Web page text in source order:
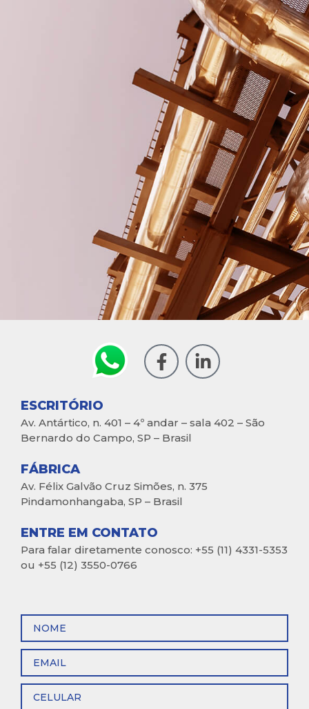
ESCRITÓRIO
Av. Antártico, n. 401 – 4º andar – sala 402 – São
Bernardo do Campo, SP – Brasil
FÁBRICA
Av. Félix Galvão Cruz Simões, n. 375
Pindamonhangaba, SP – Brasil
ENTRE EM CONTATO
Para falar diretamente conosco: +55 (11) 4331-5353
ou +55 (12) 3550-0766